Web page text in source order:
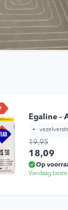
Egaline –
19,95
Oorspronkelijke prijs was: 19,95.
18,09
Op
Vandaag